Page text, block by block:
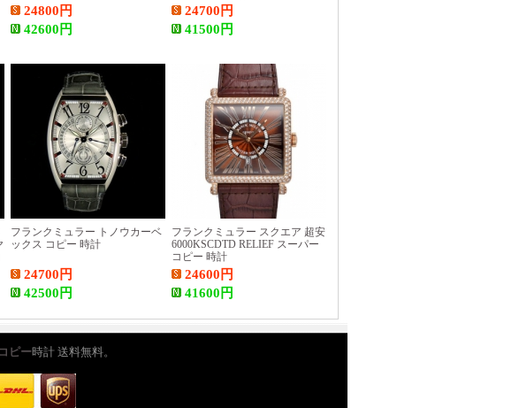
24800 円
42600 円
24700 円
41500 円
フランクミュラー トノウカーベ
ックス コピー 時計
24700 円
42500 円
フランクミュラー スクエア 超安
6000KSCDTD RELIEF スーパー
コピー 時計
24600 円
41600 円
ピー時計 送料無料。